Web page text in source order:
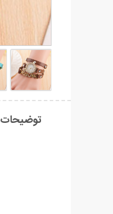
توضیحات